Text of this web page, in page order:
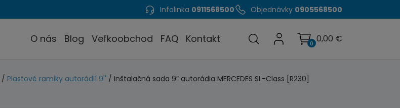
Infolinka 0911568500 Objednávky 0905568500
O nás Blog Veľkoobchod FAQ Kontakt 0 0,00 €
/ Plastové ramiky autorádií 9'' / Inštalačná sada 9″ autorádia MERCEDES SL-Class [R230]